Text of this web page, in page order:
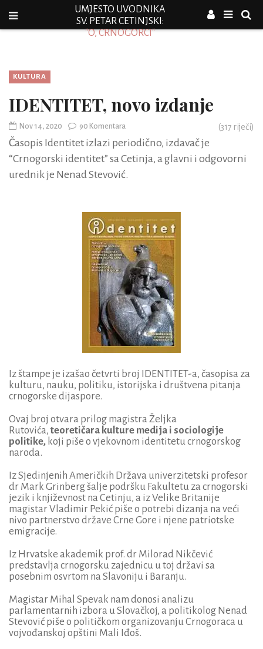
UMJESTO UVODNIKA
SV. PETAR CETINJSKI:
"O, CRNOGORCI"
KULTURA
IDENTITET, novo izdanje
Nov 14, 2020 90 Komentara (317 riječi)
Časopis Identitet izlazi periodično, izdavač je
“Crnogorski identitet” sa Cetinja, a glavni i odgovorni
urednik je Nenad Stevović.
Iz štampe je izašao četvrti broj IDENTITET-a, časopisa za
kulturu, nauku, politiku, istorijska i društvena pitanja
crnogorske dijaspore.
Ovaj broj otvara prilog magistra Željka
Rutovića, teoretičara kulture medija i sociologije
politike, koji piše o vjekovnom identitetu crnogorskog
naroda.
Iz Sjedinjenih Američkih Država univerzitetski profesor
dr Mark Grinberg šalje podršku Fakultetu za crnogorski
jezik i književnost na Cetinju, a iz Velike Britanije
magistar Vladimir Pekić piše o potrebi dizanja na veći
nivo partnerstvo države Crne Gore i njene patriotske
emigracije.
Iz Hrvatske akademik prof. dr Milorad Nikčević
predstavlja crnogorsku zajednicu u toj državi sa
posebnim osvrtom na Slavoniju i Baranju.
Magistar Mihal Spevak nam donosi analizu
parlamentarnih izbora u Slovačkoj, a politikolog Nenad
Stevović piše o političkom organizovanju Crnogoraca u
vojvođanskoj opštini Mali Iđoš.